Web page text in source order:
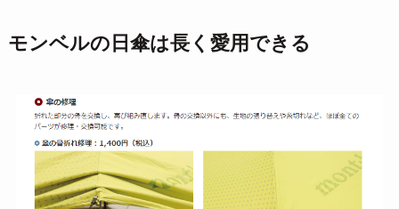
モンベルの日傘は長く愛用できる